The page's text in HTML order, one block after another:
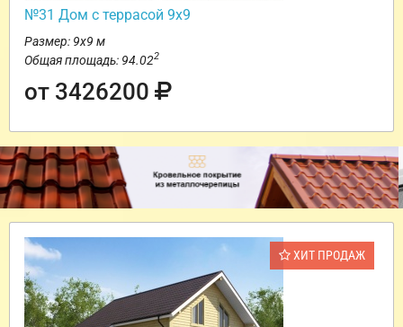
№31 Дом с террасой 9х9
Размер: 9х9 м
Общая площадь: 94.022
от 3426200
ХИТ ПРОДАЖ